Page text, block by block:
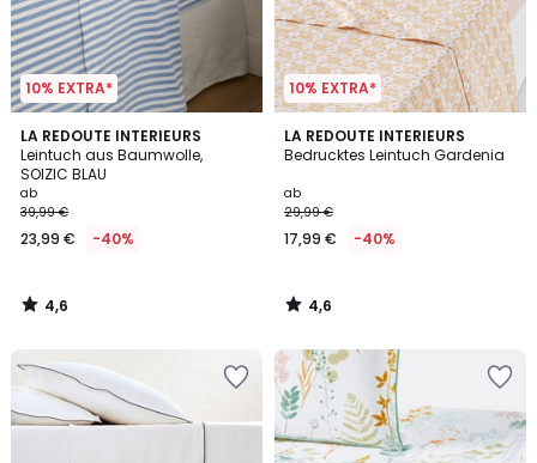
10% EXTRA*
LA REDOUTE INTERIEURS
Leintuch aus Baumwolle,
SOIZIC BLAU
ab
39,99 €
23,99 € -40%
4,6
/ 5
4,6
/
10% EXTRA*
LA REDOUTE INTERIEURS
Bedrucktes Leintuch Gardenia
ab
29,99 €
17,99 € -40%
4,6
/ 5
4,6
/